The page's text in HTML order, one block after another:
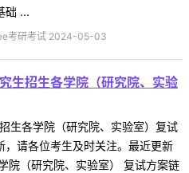
础 ...
考研考试 2024-05-03
生招生各学院（研究院、实验
生各学院（研究院、实验室）复试
请各位考生及时关注。最近更新
（研究院、实验室） 复试方案链